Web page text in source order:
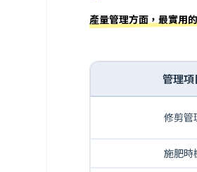
產量管理方面，最實用
管理項
修剪管
施肥時